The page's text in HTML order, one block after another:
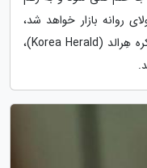
روانه بازار خواهد شد،
مقامات ارشد سامسونگ در مصاحبه ای با کره هِرالد (Korea Herald)،